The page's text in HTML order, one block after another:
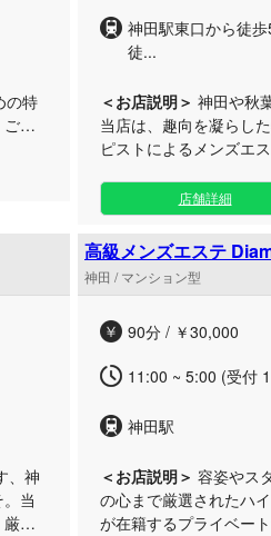
の特
依
エ
ラ
々
ゼ
癒
、
神田駅東口から徒
徒...
＜お店説明＞ 神田や秋
当店は、趣向を凝らし
ピストによるメンズエ
をご提供します。 店内は隅々まで清掃が行き届いた、
清潔感溢れるスタイリ
会の喧騒を忘れられる
常のストレスや疲れを優し
秋葉原、馬喰町、浅草
ち寄りいただけます。 厳選された美女たちが、おもて
す。リーズナブルに本
を、心よりお待ちしてお
店舗詳細
、神
当
選
高級メンズエステ
ドラヴィエ）神田ルーム
神田 / マンション型
90分 / ￥30,000
11:00 ~ 5:00 (受付
神田駅
＜お店説明＞ 容姿やス
の心まで厳選されたハ
が在籍するプライベー